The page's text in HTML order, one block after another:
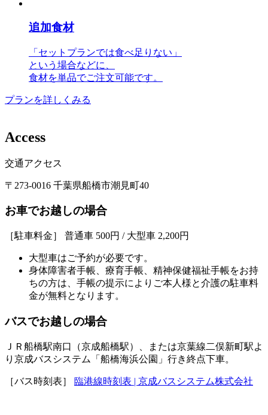
追加食材
「セットプランでは食べ足りない」
という場合などに、
食材を単品でご注文可能です。
プランを詳しくみる
Access
交通アクセス
〒273-0016 千葉県船橋市潮見町40
お車でお越しの場合
［駐車料金］ 普通車 500円 / 大型車 2,200円
大型車はご予約が必要です。
身体障害者手帳、療育手帳、精神保健福祉手帳をお持
ちの方は、手帳の提示によりご本人様と介護の駐車料
金が無料となります。
バスでお越しの場合
ＪＲ船橋駅南口（京成船橋駅）、または京葉線二俣新町駅よ
り京成バスシステム「船橋海浜公園」行き終点下車。
［バス時刻表］ 臨港線時刻表 | 京成バスシステム株式会社